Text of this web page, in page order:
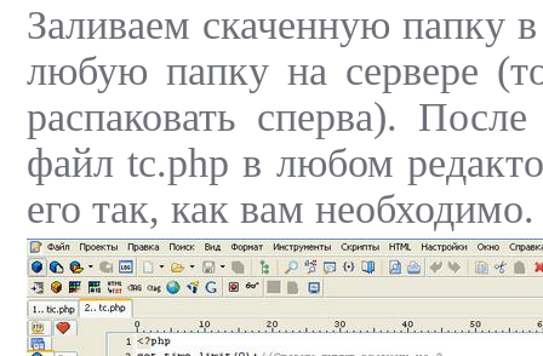
Заливаем скаченную папку
любую папку на сервере
распаковать сперва).
файл tc.php в любом
его так, как вам необходимо.